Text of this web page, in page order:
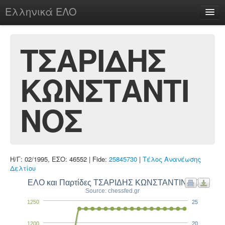
Ελληνικά ΕΛΟ
chesstu.be @ discord
Login
ΤΣΑΡΙΔΗΣ
ΚΩΝΣΤΑΝΤΙ
ΝΟΣ
Η/Γ: 02/1995, ΕΣΟ: 46552 | Fide: 25845730 | Τέλος Ανανέωσης
Δελτίου
ΕΛΟ και Παρτίδες ΤΣΑΡΙΔΗΣ ΚΩΝΣΤΑΝΤΙΝΟΣ
Source: chessfed.gr
1200
1250
20
25